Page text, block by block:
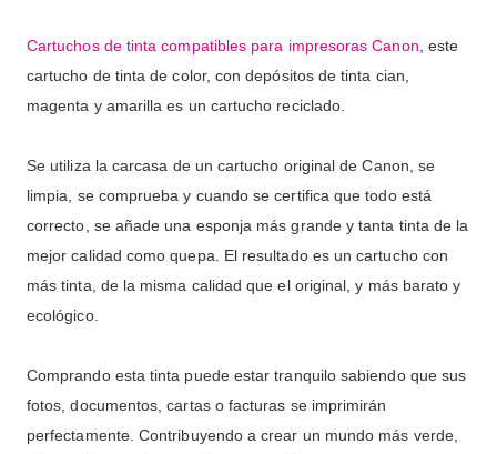
Cartuchos de tinta compatibles para impresoras Canon , este
cartucho de tinta de color, con depósitos de tinta cian,
magenta y amarilla es un cartucho reciclado.
Se utiliza la carcasa de un cartucho original de Canon, se
limpia, se comprueba y cuando se certifica que todo está
correcto, se añade una esponja más grande y tanta tinta de la
mejor calidad como quepa. El resultado es un cartucho con
más tinta, de la misma calidad que el original, y más barato y
ecológico.
Comprando esta tinta puede estar tranquilo sabiendo que sus
fotos, documentos, cartas o facturas se imprimirán
perfectamente. Contribuyendo a crear un mundo más verde,